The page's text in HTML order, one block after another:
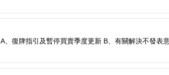
A、復牌指引及暫停買賣季度更新 B、有關解決不發表